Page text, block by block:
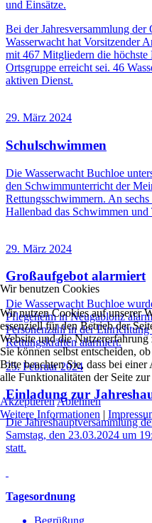
und Einsätze.
Bei der Jahresversammlung
Wasserwacht hat Vorsitzender
mit 467 Mitgliedern die höchste
Ortsgruppe erreicht sei. 46
aktiven Dienst.
29. März 2024
Schulschwimmen
Die Wasserwacht Buchloe
den Schwimmunterricht der
Rettungsschwimmern. An
Hallenbad das Schwimmen und
29. März 2024
Großaufgebot alarmiert
Die Wasserwacht Buchloe
Pflegeheim in Neugablonz
Personenzahl in der
Rettungskräften alarmiert.
25. Februar 2024
Einladung zur
Die Jahreshauptversammlung
Samstag, den 23.03.2024 um
statt.
Tagesordnung
Begrüßung
Wir benutzen Cookies
Wir nutzen Cookies auf unserer
essenziell für den Betrieb der
Website und die
Sie können selbst entscheiden,
Bitte beachten Sie, dass bei
alle Funktionalitäten der Seite
AkzeptierenAblehnen
Weitere Informationen |